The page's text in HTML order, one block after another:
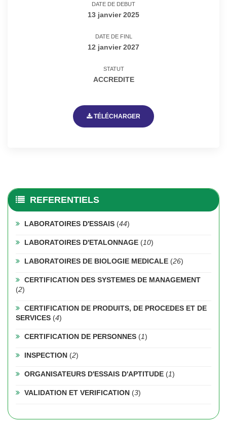
DATE DE DEBUT
13 janvier 2025
DATE DE FINL
12 janvier 2027
STATUT
ACCREDITE
TÉLÉCHARGER
REFERENTIELS
LABORATOIRES D'ESSAIS (44)
LABORATOIRES D'ETALONNAGE (10)
LABORATOIRES DE BIOLOGIE MEDICALE (26)
CERTIFICATION DES SYSTEMES DE MANAGEMENT
(2)
CERTIFICATION DE PRODUITS, DE PROCEDES ET DE
SERVICES (4)
CERTIFICATION DE PERSONNES (1)
INSPECTION (2)
ORGANISATEURS D'ESSAIS D'APTITUDE (1)
VALIDATION ET VERIFICATION (3)